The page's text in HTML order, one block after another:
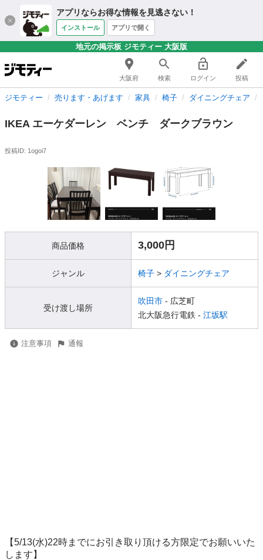
アプリならお得な情報を見逃さない！
インストール アプリで開く
地元の掲示板 ジモティー 大阪版
大阪府 検索 ログイン 投稿
ジモティー 売ります・あげます 家具 椅子 ダイニングチェア
IKEA エーケダーレン ベンチ ダークブラウン
投稿ID: 1ogoi7
商品価格 3,000円
ジャンル 椅子 > ダイニングチェア
受け渡し場所
吹田市 - 広芝町
北大阪急行電鉄 - 江坂駅
注意事項 通報
【5/13(水)22時までにお引き取り頂ける方限定でお願いいた
します】